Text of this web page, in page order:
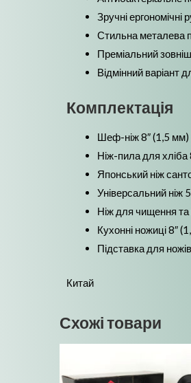
Зручні ергономічні
Стильна металева
Преміальний
Відмінний варіант
Комплектація
Шеф-ніж 8″ (1,5 мм)
Ніж-пила для хліба
Японський ніж
Універсальний ніж
Ніж для чищення та
Кухонні ножиці 8″
Підставка для
Китай
Схожі товари